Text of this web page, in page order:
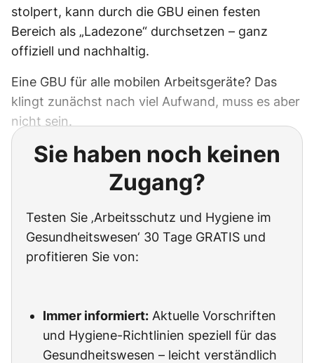
stolpert, kann durch die GBU einen festen
Bereich als „Ladezone“ durchsetzen – ganz
offiziell und nachhaltig.
Eine GBU für alle mobilen Arbeitsgeräte? Das
klingt zunächst nach viel Aufwand, muss es aber
nicht sein.
Sie haben noch keinen
Zugang?
Testen Sie ‚Arbeitsschutz und Hygiene im
Gesundheitswesen‘ 30 Tage GRATIS und
profitieren Sie von:
Immer informiert: Aktuelle Vorschriften
und Hygiene-Richtlinien speziell für das
Gesundheitswesen – leicht verständlich